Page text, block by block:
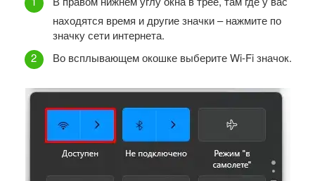
находятся время и другие значки – нажмите по
значку сети интернета.
Во всплывающем окошке выберите Wi-Fi значок.